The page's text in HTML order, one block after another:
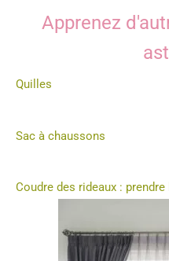
Apprenez
Quilles
Sac à chaussons
Coudre des rideaux :